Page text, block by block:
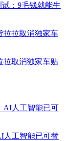
试：9毛钱就能生
拉取消独家车贴
人工智能已可替